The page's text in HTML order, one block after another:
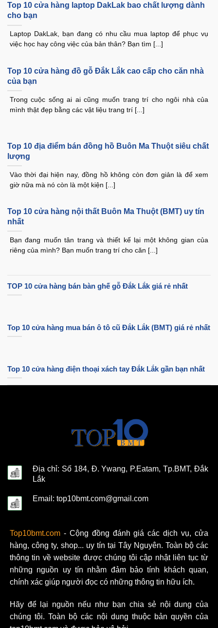
Top 10 cửa hàng laptop DakLak bao chất lượng dành
cho bạn
Laptop DakLak, bạn đang có nhu cầu mua laptop để phục vụ
việc học hay công việc của bản thân? Bạn tìm [...]
Top 10 cửa hàng đồ gỗ Đắk Lắk cao cấp cho căn nhà
của bạn
Trong cuộc sống ai ai cũng muốn trang trí cho ngôi nhà của
mình thật đẹp bằng các vật liệu trang trí [...]
Top 10 địa điểm bán đồng hồ Buôn Ma Thuột siêu chất
lượng
Vào thời đại hiện nay, đồng hồ không còn đơn giản là để xem
giờ nữa mà nó còn là một kiện [...]
Top 10 cửa hàng nội thất Buôn Ma Thuột (BMT) uy tín
nhất
Bạn đang muốn tân trang và thiết kế lại một không gian của
riêng của mình? Bạn muốn trang trí cho căn [...]
TOP 10 cửa hàng bán bàn ghế gỗ Đắk Lắk giá rẻ nhất
Top 10 cửa hàng mua bán ô tô cũ Đắk Lắk (BMT) giá rẻ nhất
Top 10 cửa hàng điện thoại xách tay Đắk Lắk gần bạn nhất
Địa chỉ: Số 184, Đ. Ywang, P.Eatam, Tp.BMT, Đắk
Lắk
Email: top10bmt.com@gmail.com
Top10bmt.com - Cộng đồng đánh giá các dịch vụ, cửa
hàng, công ty, shop... uy tín tại Tây Nguyên. Toàn bộ các
thông tin về website được chúng tôi cập nhật liên tục từ
những nguồn uy tín nhằm đảm bảo tính khách quan,
chính xác giúp người đọc có những thông tin hữu ích.
Hãy để lại nguồn nếu như bạn chia sẻ nội dung của
chúng tôi. Toàn bộ các nội dung thuộc bản quyền của